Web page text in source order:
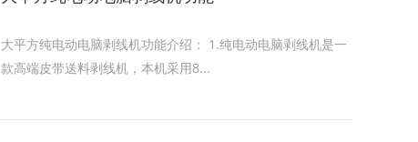
大平方纯电动电脑剥线机功能介绍： 1.纯电动电脑剥线机是一
款高端皮带送料剥线机，本机采用8...